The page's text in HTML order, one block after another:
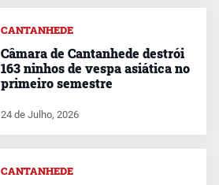
CANTANHEDE
Câmara de Cantanhede destrói
163 ninhos de vespa asiática no
primeiro semestre
24 de Julho, 2026
CANTANHEDE